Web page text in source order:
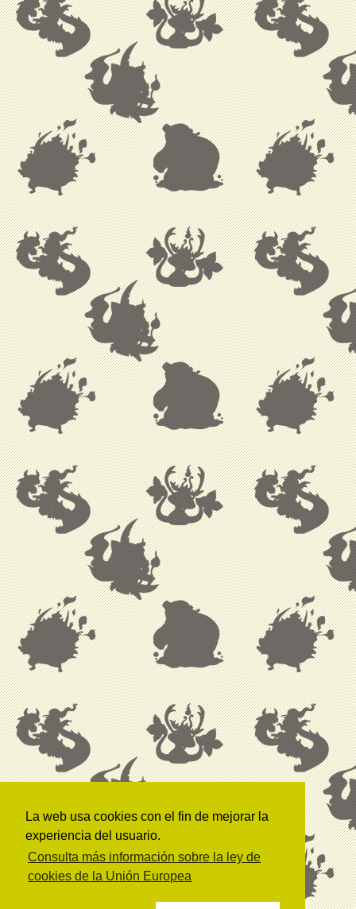
La web usa cookies con el fin de mejorar la
experiencia del usuario.
Consulta más información sobre la ley de
cookies de la Unión Europea